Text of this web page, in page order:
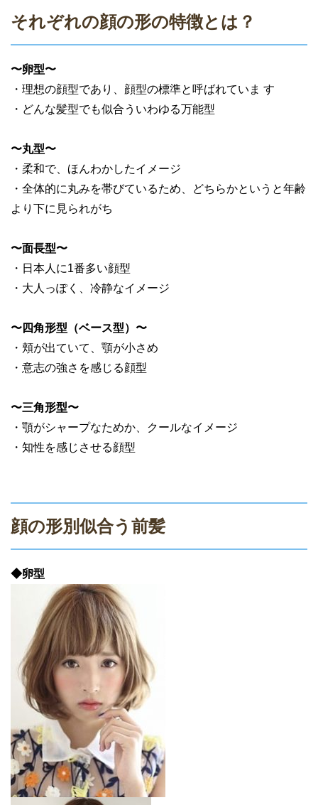
それぞれの顔の形の特徴とは？
〜卵型〜
・理想の顔型であり、顔型の標準と呼ばれていま す
・どんな髪型でも似合ういわゆる万能型
〜丸型〜
・柔和で、ほんわかしたイメージ
・全体的に丸みを帯びているため、どちらかというと年齢
より下に見られがち
〜面長型〜
・日本人に1番多い顔型
・大人っぽく、冷静なイメージ
〜四角形型（ベース型）〜
・頬が出ていて、顎が小さめ
・意志の強さを感じる顔型
〜三角形型〜
・顎がシャープなためか、クールなイメージ
・知性を感じさせる顔型
顔の形別似合う前髪
◆卵型